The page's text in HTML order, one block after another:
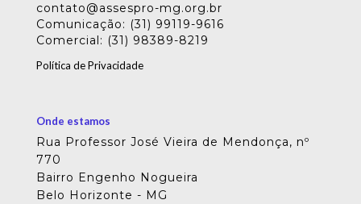
contato@assespro-mg.org.br
Comunicação: (31) 99119-9616
Comercial: (31) 98389-8219
Política de Privacidade
Onde estamos
Rua Professor José Vieira de Mendonça, nº
770
Bairro Engenho Nogueira
Belo Horizonte - MG